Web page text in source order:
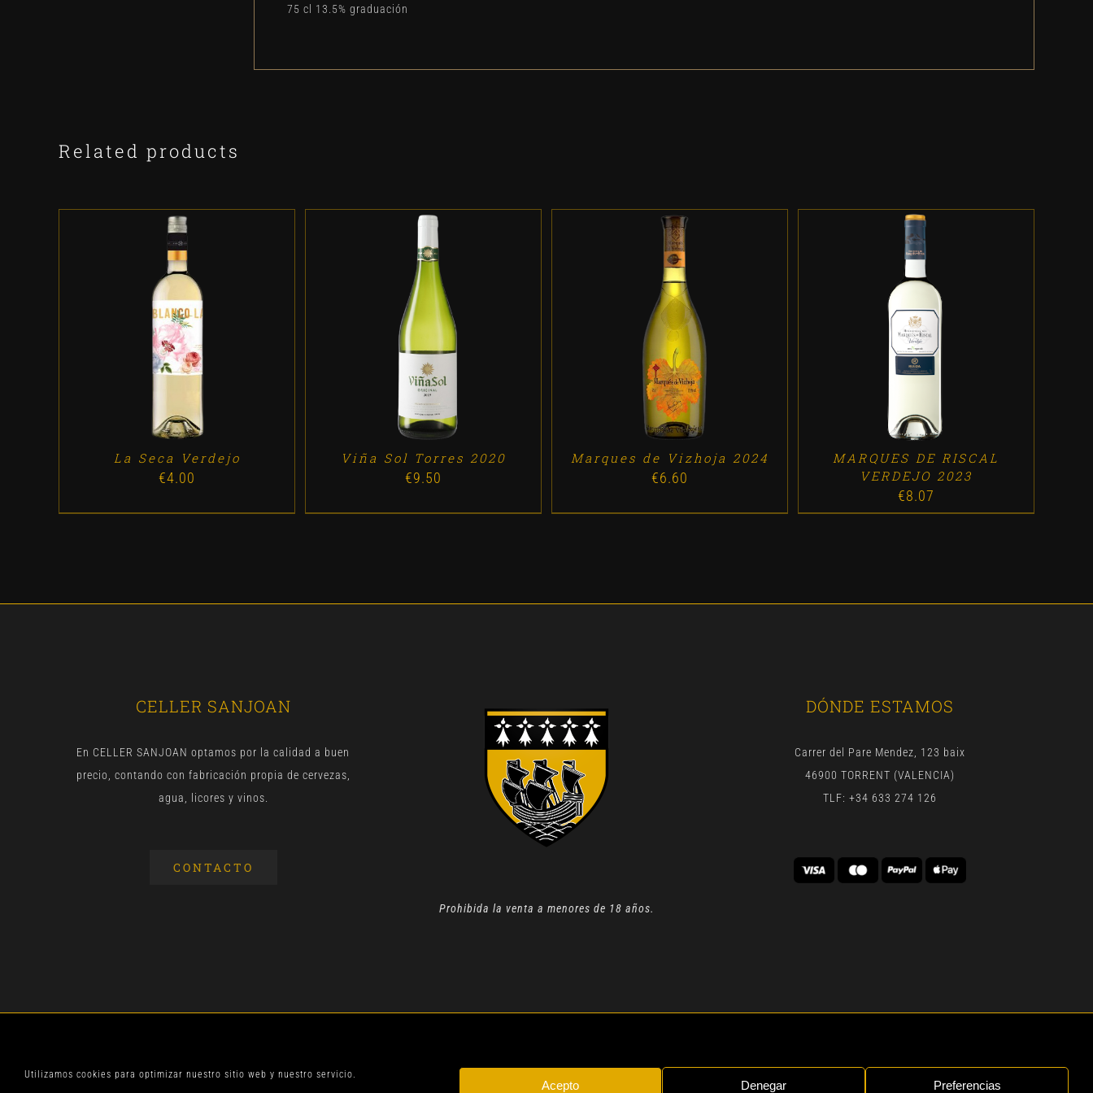
Utilizamos cookies para optimizar nuestro sitio web y nuestro servicio.
Acepto Denegar Preferencias
75 cl 13.5% graduación
Related products
ADD TO CART /
La Seca Verdejo
€4.00
ADD TO CART DETALLES
Viña Sol Torres 2020
€9.50
ADD TO CART / DETALLES
Marques de Vizhoja 2024
€6.60
ADD TO CART / DETALLES
MARQUES DE RISCAL
VERDEJO 2023
€8.07
CELLER SANJOAN
En CELLER SANJOAN optamos por la calidad a buen
precio, contando con fabricación propia de cervezas,
agua, licores y vinos.
CONTACTO
Prohibida la venta a menores de 18 años.
DÓNDE ESTAMOS
Carrer del Pare Mendez, 123 baix
46900 TORRENT (VALENCIA)
TLF: +34 633 274 126
AVISO LEGAL| TODOS LOS DERECHOS RESERVADOS | BYGEN DIGITAL